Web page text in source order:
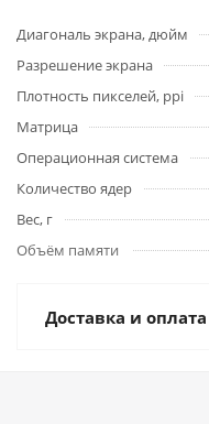
Диагональ экрана, дюйм
Разрешение экрана
Плотность пикселей, ppi
Матрица
Операционная система
Количество ядер
Вес, г
Объём памяти
Доставка и оплата